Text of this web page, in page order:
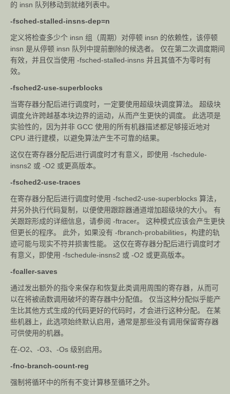
的 insn 队列移动到就绪列表中。
-fsched-stalled-insns-dep=n
定义将检查多少个 insn 组（周期）对停顿 insn 的依赖性，该停顿
insn 是从停顿 insn 队列中提前删除的候选者。 仅在第二次调度期间
有效，并且仅当使用 -fsched-stalled-insns 并且其值不为零时有
效。
-fsched2-use-superblocks
当寄存器分配后进行调度时，一定要使用超级块调度算法。 超级块
调度允许跨越基本块边界的运动，从而产生更快的调度。 此选项是
实验性的，因为并非 GCC 使用的所有机器描述都足够接近地对
CPU 进行建模，以避免算法产生不可靠的结果。
这仅在寄存器分配后进行调度时才有意义，即使用 -fschedule-
insns2 或 -O2 或更高版本。
-fsched2-use-traces
在寄存器分配后进行调度时使用 -fsched2-use-superblocks 算法，
并另外执行代码复制，以便使用跟踪器通道增加超级块的大小。 有
关跟踪形成的详细信息，请参阅 -ftracer。 这种模式应该会产生更快
但更长的程序。 此外，如果没有 -fbranch-probabilities，构建的轨
迹可能与现实不符并损害性能。 这仅在寄存器分配后进行调度时才
有意义，即使用 -fschedule-insns2 或 -O2 或更高版本。
-fcaller-saves
通过发出额外的指令来保存和恢复此类调用周围的寄存器，从而可
以在将被函数调用破坏的寄存器中分配值。 仅当这种分配似乎能产
生比其他方式生成的代码更好的代码时，才会进行这种分配。 在某
些机器上，此选项始终默认启用，通常是那些没有调用保留寄存器
可供使用的机器。
在-O2、-O3、-Os 级别启用。
-fno-branch-count-reg
强制将循环中的所有不变计算移至循环之外。